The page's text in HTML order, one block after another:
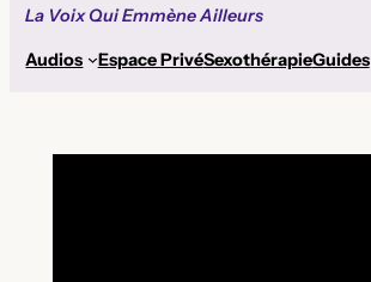
La Voix Qui Emmène Ailleurs
Audios Espace PrivéSexothérapieGuides